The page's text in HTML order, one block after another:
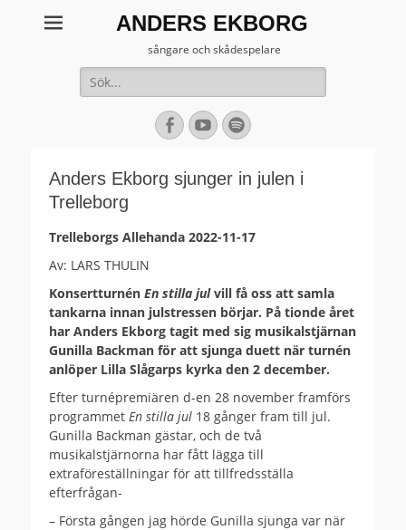
ANDERS EKBORG
sångare och skådespelare
Sök
efter:
Facebook
YouTubeSpotify
Anders Ekborg sjunger in julen i
Trelleborg
Trelleborgs Allehanda 2022-11-17
Av: LARS THULIN
Konsertturnén En stilla julvill få oss att samla
tankarna innan julstressen börjar. På tionde året
har Anders Ekborg tagit med sig musikalstjärnan
Gunilla Backman för att sjunga duett när turnén
anlöper Lilla Slågarps kyrka den 2 december.
Efter turnépremiären d-en 28 november framförs
programmet En stilla jul 18 gånger fram till jul.
Gunilla Backman gästar, och de två
musikalstjärnorna har fått lägga till
extraföreställningar för att tillfredsställa
efterfrågan-
– Första gången jag hörde Gunilla sjunga var när